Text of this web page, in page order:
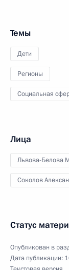
Темы
Дети
Регионы
Социальная
Лица
Львова-Белова
Соколов
Статус
Опубликован в
Дата публикации: